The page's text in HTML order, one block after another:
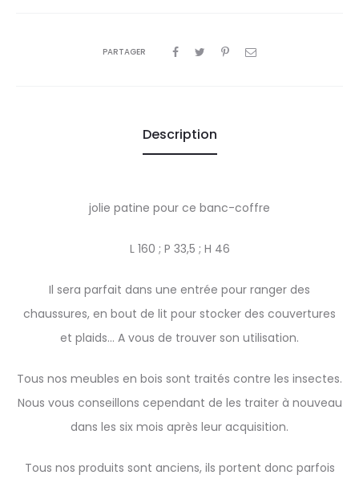
PARTAGER
Description
jolie patine pour ce banc-coffre
L 160 ; P 33,5 ; H 46
Il sera parfait dans une entrée pour ranger des
chaussures, en bout de lit pour stocker des couvertures
et plaids… A vous de trouver son utilisation.
Tous nos meubles en bois sont traités contre les insectes.
Nous vous conseillons cependant de les traiter à nouveau
dans les six mois après leur acquisition.
Tous nos produits sont anciens, ils portent donc parfois